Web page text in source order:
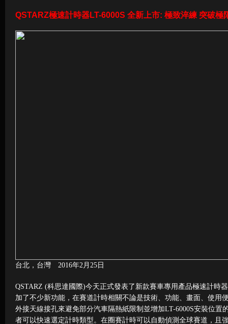
QSTARZ極速計時器LT-6000S 全新上市: 極致淬練 突破極
台北，台灣 2016年2月25日
QSTARZ (科思達國際)今天正式發表了新款賽車專用產品極速計時
加了不少新功能，在賽道計時相關不論是技術、功能、畫面、使
外接天線接孔來避免部分汽車隔熱紙限制並增加LT-6000S安裝位
者可以快速選定計時類型。在圈賽計時可以自動偵測全球賽道，且